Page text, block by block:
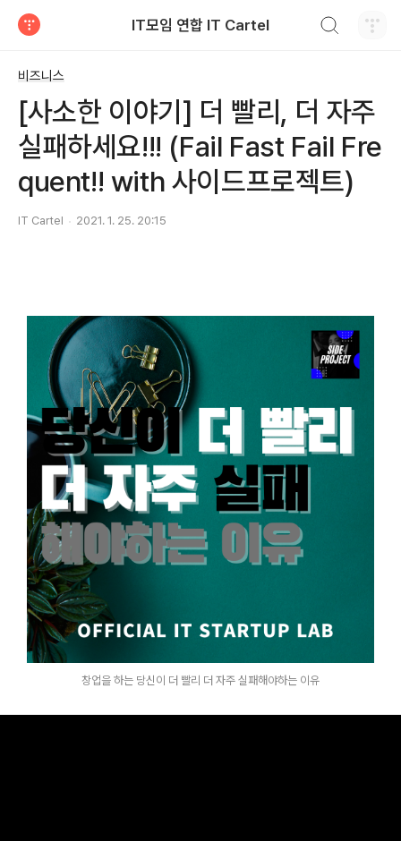
IT모임 연합 IT Cartel
비즈니스
[사소한 이야기] 더 빨리, 더 자주
실패하세요!!! (Fail Fast Fail Fre
quent!! with 사이드프로젝트)
IT Cartel 2021. 1. 25. 20:15
창업을 하는 당신이 더 빨리 더 자주 실패해야하는 이유